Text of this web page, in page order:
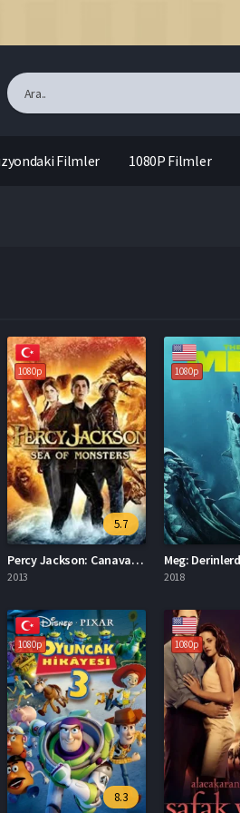
Filmler 1080P Filmler
1080p
5.7
Percy Jackson: Canavarlar Denizi Türkçe Dublaj İzle
2013
1080p
2018
1080p
8.3
1080p